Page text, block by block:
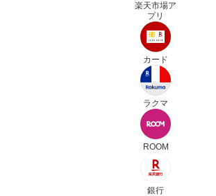
楽天市場ア
プリ
カード
ラクマ
ROOM
銀行